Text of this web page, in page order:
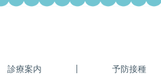
診療案内 予防接種